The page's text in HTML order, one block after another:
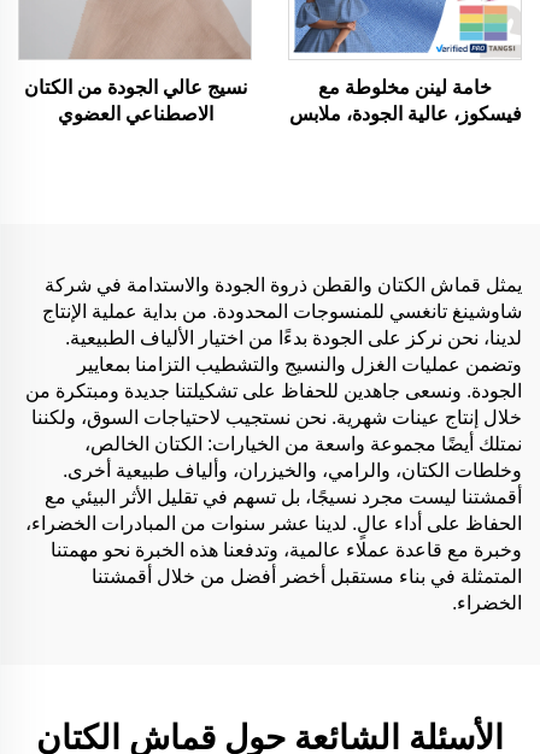
خامة لينن مخلوطة مع
فيسكوز، عالية الجودة، ملابس
نسيج عالي الجودة من الكتان
الاصطناعي العضوي
يمثل قماش الكتان والقطن ذروة الجودة والاستدامة في شركة
شاوشينغ تانغسي للمنسوجات المحدودة. من بداية عملية الإنتاج
لدينا، نحن نركز على الجودة بدءًا من اختيار الألياف الطبيعية.
وتضمن عمليات الغزل والنسيج والتشطيب التزامنا بمعايير
الجودة. ونسعى جاهدين للحفاظ على تشكيلتنا جديدة ومبتكرة من
خلال إنتاج عينات شهرية. نحن نستجيب لاحتياجات السوق، ولكننا
نمتلك أيضًا مجموعة واسعة من الخيارات: الكتان الخالص،
وخلطات الكتان، والرامي، والخيزران، وألياف طبيعية أخرى.
أقمشتنا ليست مجرد نسيجًا، بل تسهم في تقليل الأثر البيئي مع
الحفاظ على أداء عالٍ. لدينا عشر سنوات من المبادرات الخضراء،
وخبرة مع قاعدة عملاء عالمية، وتدفعنا هذه الخبرة نحو مهمتنا
المتمثلة في بناء مستقبل أخضر أفضل من خلال أقمشتنا
الخضراء.
الأسئلة الشائعة حول قماش الكتان